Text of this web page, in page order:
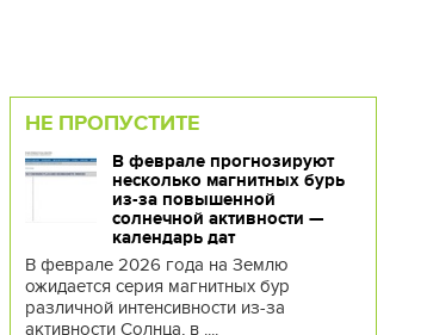
НЕ ПРОПУСТИТЕ
В феврале прогнозируют
несколько магнитных бурь
из-за повышенной
солнечной активности —
календарь дат
В феврале 2026 года на Землю
ожидается серия магнитных бур
различной интенсивности из-за
активности Солнца, в ....